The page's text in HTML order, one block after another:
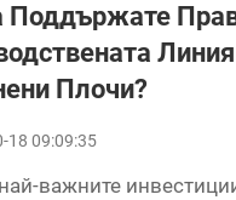
Поддържате
Плочи?
18 09:09:35
важните